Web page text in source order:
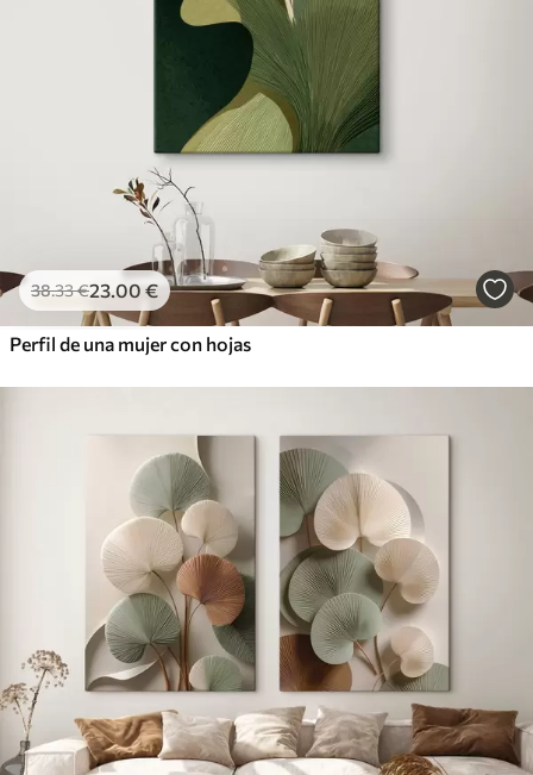
38.33€23.00 €
Perfil de una mujer con hojas